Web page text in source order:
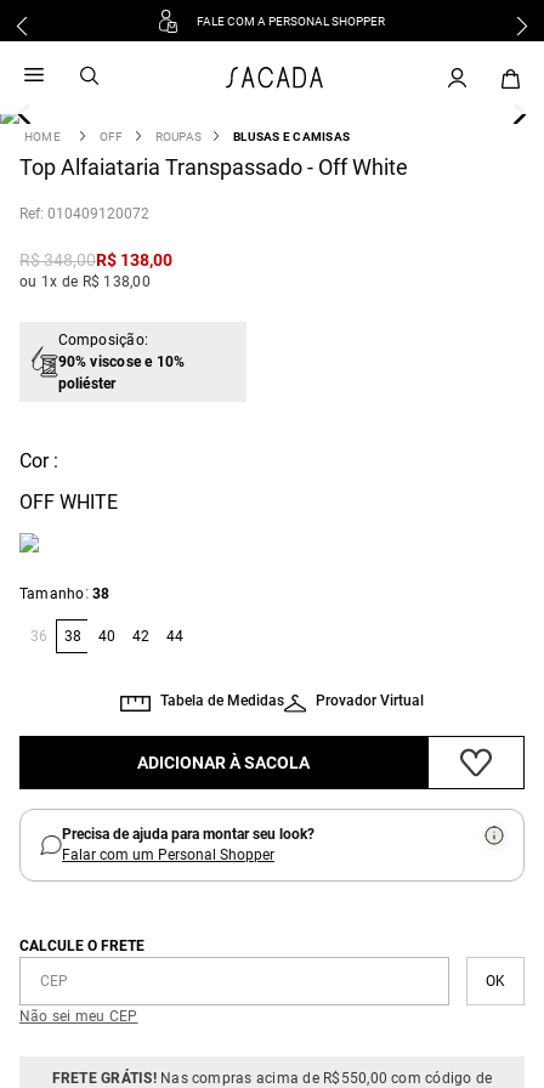
FALE COM A PERSONAL SHOPPER
OFF ROUPAS BLUSAS E CAMISAS
Top Alfaiataria Transpassado - Off White
: 010409120072
R$348,00R$ 138,00
ou 1x de R$ 138,00
Composição:
90% viscose e 10%
poliéster
Cor :
OFF WHITE
Tamanho: 38
36 38 40 42 44
Provador Virtual
Tabela de Medidas
ADICIONAR À SACOLA
Precisa de ajuda para montar seu look?
Falar com um Personal Shopper
CALCULE O FRETE
Não sei meu CEP
FRETE GRÁTIS!Nas compras acima de R$550,00 com código de
vestido
3 º blusa
º tricot
º macacão
jeans
º vestido curto